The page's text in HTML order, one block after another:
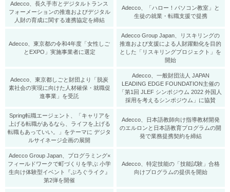
Adecco、長久手市とデジタルトランス
フォーメーションの推進およびデジタル
人財の育成に関する連携協定を締結
​Adecco、「ハロー！パソコン教室」と
生徒の就業・転職支援で提携
Adecco、東京都の令和4年度「女性しご
とEXPO」実施事業者に選定
Adecco Group Japan、リスキリングの
推進および支援による人財躍動化を目的
とした「リスキリングプロジェクト」を
開始
Adecco、東京都しごと財団より「脱炭
素社会の実現に向けた人材確保・就職促
進事業」を受託
Adecco、一般財団法人 JAPAN
LEADING EDGE FOUNDATION主催の
「第1回 JLEF シンポジウム 2022 外国人
採用を考えるシンポジウム」に協賛
Spring転職エージェント、「キャリアを
上げる転職があるなら、ライフを上げる
転職もあっていい。」をテーマに デジタ
ルサイネージ企画の展開
Adecco、日本語教師向け指導教材開発
のエルロンと日本語教育プログラムの開
発で業務提携契約を締結
Adecco Group Japan、プログラミング×
フィールドワークで町づくりを学ぶ 小学
生向け体験型イベント『ぷろぐライク』
第2弾を開催
Adecco、特定技能の「技能試験」合格
向けプログラムの提供を開始